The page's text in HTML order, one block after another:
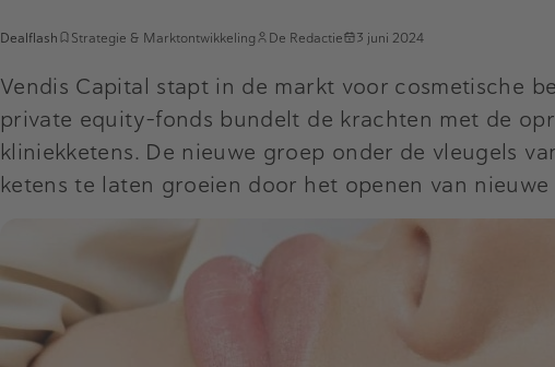
Dealflash Strategie & Marktontwikkeling De Redactie 3 juni 2024
Vendis Capital stapt in de markt voor cosmetische
private equity-fonds bundelt de krachten met de
kliniekketens. De nieuwe groep onder de vleugels
ketens te laten groeien door het openen van